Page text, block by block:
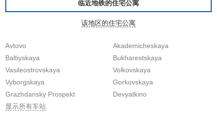
临近地铁的住宅公寓
该地区的住宅公寓
Avtovo
Akademicheskaya
Baltiyskaya
Bukharestskaya
Vasileostrovskaya
Volkovskaya
Vyborgskaya
Gorkovskaya
Grazhdansky Prospekt
Devyatkino
显示所有车站